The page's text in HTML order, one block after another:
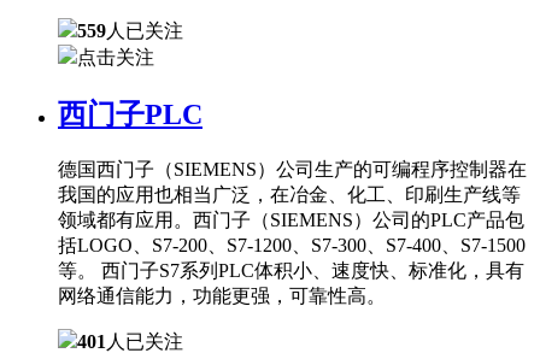
559人已关注
点击关注
西门子PLC
德国西门子（SIEMENS）公司生产的可编程序控制器在
我国的应用也相当广泛，在冶金、化工、印刷生产线等
领域都有应用。西门子（SIEMENS）公司的PLC产品包
括LOGO、S7-200、S7-1200、S7-300、S7-400、S7-1500
等。 西门子S7系列PLC体积小、速度快、标准化，具有
网络通信能力，功能更强，可靠性高。
401 人已关注